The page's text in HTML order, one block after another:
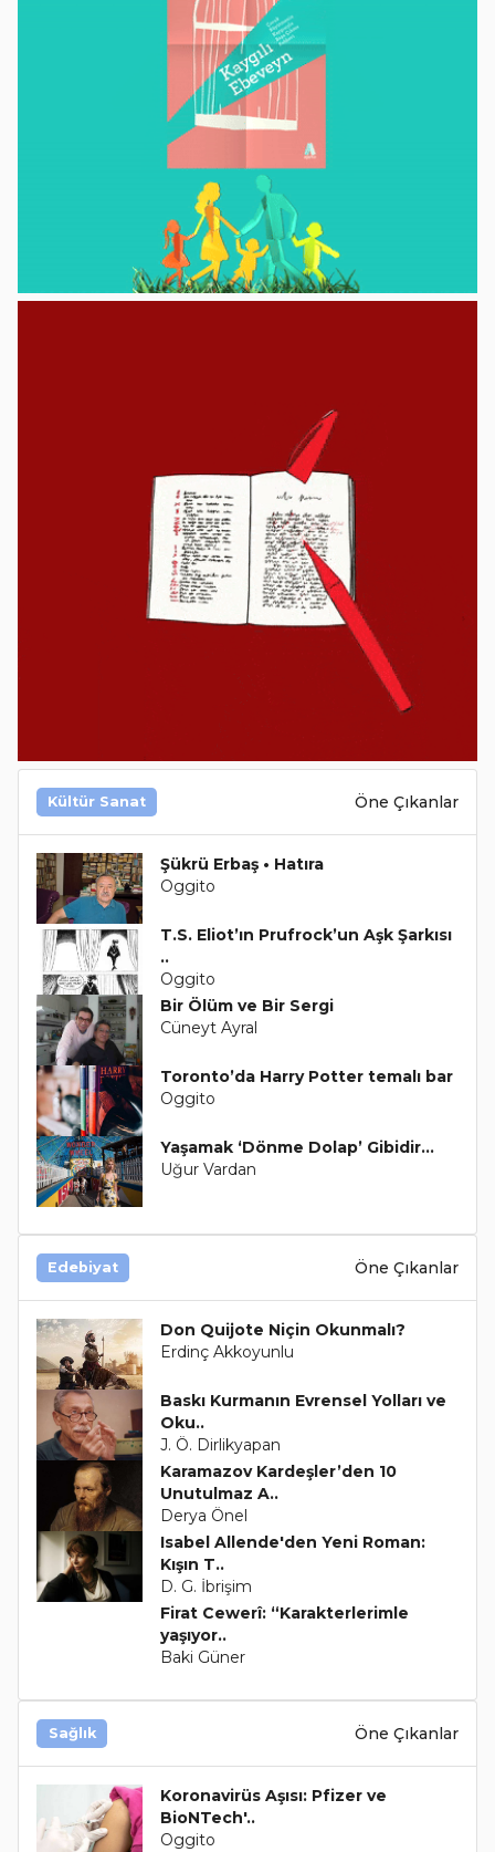
Kültür Sanat Öne Çıkanlar
Şükrü Erbaş • Hatıra
Oggito
T.S. Eliot’ın Prufrock’un Aşk Şarkısı
..
Oggito
Bir Ölüm ve Bir Sergi
Cüneyt Ayral
Toronto’da Harry Potter temalı bar
Oggito
Yaşamak ‘Dönme Dolap’ Gibidir...
Uğur Vardan
Edebiyat Öne Çıkanlar
Don Quijote Niçin Okunmalı?
Erdinç Akkoyunlu
Baskı Kurmanın Evrensel Yolları ve
Oku..
J. Ö. Dirlikyapan
Karamazov Kardeşler’den 10
Unutulmaz A..
Derya Önel
Isabel Allende'den Yeni Roman:
Kışın T..
D. G. İbrişim
Firat Cewerî: “Karakterlerimle
yaşıyor..
Baki Güner
Sağlık Öne Çıkanlar
Koronavirüs Aşısı: Pfizer ve
BioNTech'..
Oggito